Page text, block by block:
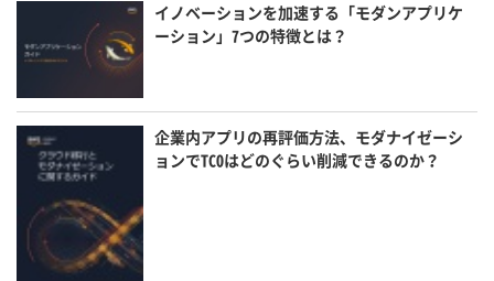
イノベーションを加速する「モダンアプリケ
ーション」7つの特徴とは？
企業内アプリの再評価方法、モダナイゼーシ
ョンでTCOはどのぐらい削減できるのか？